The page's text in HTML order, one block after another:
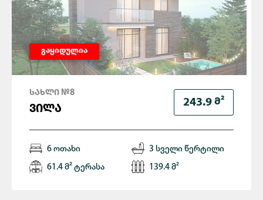
გაყიდულია
243.9 Მ²
ᲡᲐᲮᲚᲘ №8
ᲕᲘᲚᲐ
6 ოთახი 3 სველი წერტილი
61.4 მ² ტერასა 139.4 მ²